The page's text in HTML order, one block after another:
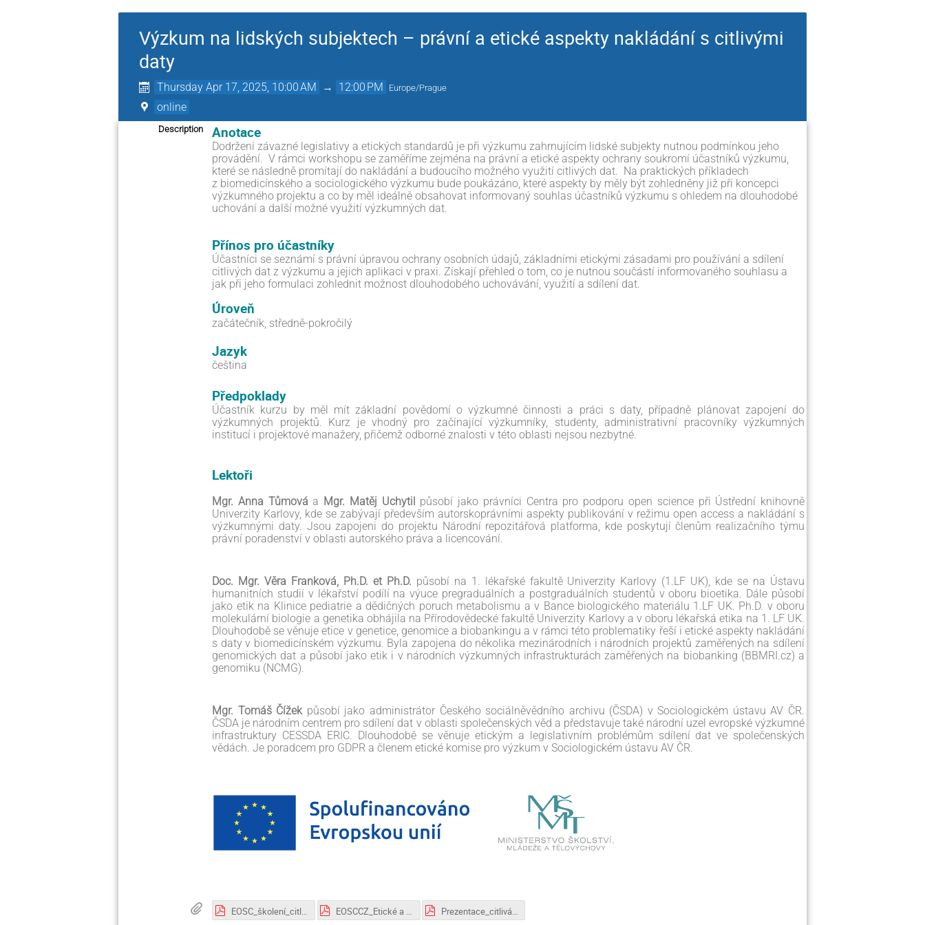
Výzkum na lidských subjektech – právní a etické aspekty nakládání s citlivými
daty
Thursday Apr 17, 2025, 10:00 AM → 12:00 PM Europe/Prague
online
Description Anotace
Dodržení závazné legislativy a etických standardů je při výzkumu zahrnujícím lidské subjekty nutnou podmínkou jeho
provádění. V rámci workshopu se zaměříme zejména na právní a etické aspekty ochrany soukromí účastníků výzkumu,
které se následně promítají do nakládání a budoucího možného využití citlivých dat. Na praktických příkladech
z biomedicínského a sociologického výzkumu bude poukázáno, které aspekty by měly být zohledněny již při koncepci
výzkumného projektu a co by měl ideálně obsahovat informovaný souhlas účastníků výzkumu s ohledem na dlouhodobé
uchování a další možné využití výzkumných dat.
Přínos pro účastníky
Účastníci se seznámí s právní úpravou ochrany osobních údajů, základními etickými zásadami pro používání a sdílení
citlivých dat z výzkumu a jejich aplikaci v praxi. Získají přehled o tom, co je nutnou součástí informovaného souhlasu a
jak při jeho formulaci zohlednit možnost dlouhodobého uchovávání, využití a sdílení dat.
Úroveň
začátečník, středně-pokročilý
Jazyk
čeština
Předpoklady
Účastník kurzu by měl mít základní povědomí o výzkumné činnosti a práci s daty, případně plánovat zapojení do
výzkumných projektů. Kurz je vhodný pro začínající výzkumníky, studenty, administrativní pracovníky výzkumných
institucí i projektové manažery, přičemž odborné znalosti v této oblasti nejsou nezbytné.
Lektoři
Mgr. Anna Tůmová a Mgr. Matěj Uchytil působí jako právníci Centra pro podporu open science při Ústřední knihovně
Univerzity Karlovy, kde se zabývají především autorskoprávními aspekty publikování v režimu open access a nakládání s
výzkumnými daty. Jsou zapojeni do projektu Národní repozitářová platforma, kde poskytují členům realizačního týmu
právní poradenství v oblasti autorského práva a licencování.
Doc. Mgr. Věra Franková, Ph.D. et Ph.D. působí na 1. lékařské fakultě Univerzity Karlovy (1.LF UK), kde se na Ústavu
humanitních studií v lékařství podílí na výuce pregraduálních a postgraduálních studentů v oboru bioetika. Dále působí
jako etik na Klinice pediatrie a dědičných poruch metabolismu a v Bance biologického materiálu 1.LF UK. Ph.D. v oboru
molekulární biologie a genetika obhájila na Přírodovědecké fakultě Univerzity Karlovy a v oboru lékařská etika na 1. LF UK.
Dlouhodobě se věnuje etice v genetice, genomice a biobankingu a v rámci této problematiky řeší i etické aspekty nakládání
s daty v biomedicínském výzkumu. Byla zapojena do několika mezinárodních i národních projektů zaměřených na sdílení
genomických dat a působí jako etik i v národních výzkumných infrastrukturách zaměřených na biobanking (BBMRI.cz) a
genomiku (NCMG).
Mgr. Tomáš Čížekpůsobí jako administrátor Českého sociálněvědního archivu (ČSDA) v Sociologickém ústavu AV ČR.
ČSDA je národním centrem pro sdílení dat v oblasti společenských věd a představuje také národní uzel evropské výzkumné
infrastruktury CESSDA ERIC. Dlouhodobě se věnuje etickým a legislativním problémům sdílení dat ve společenských
vědách. Je poradcem pro GDPR a členem etické komise pro výzkum v Sociologickém ústavu AV ČR.